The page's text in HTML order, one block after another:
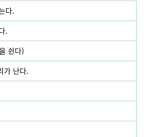
다.
.
쉰다)
가 난다.